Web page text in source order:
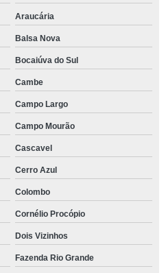
Araucária
Balsa Nova
Bocaiúva do Sul
Cambe
Campo Largo
Campo Mourão
Cascavel
Cerro Azul
Colombo
Cornélio Procópio
Dois Vizinhos
Fazenda Rio Grande